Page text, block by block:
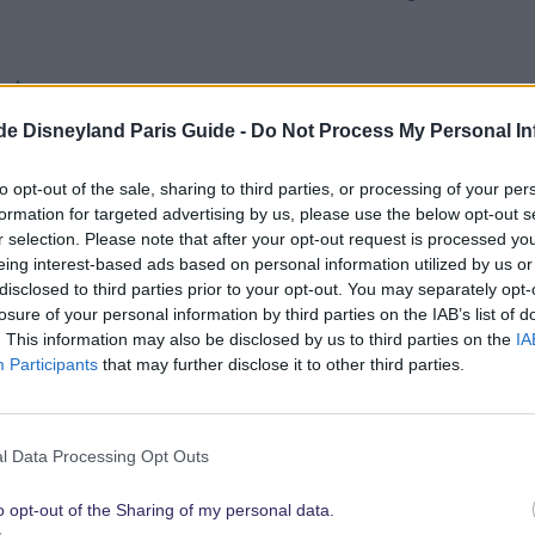
Disneyland Paris Guide - Do Not Process My Personal
opt-out of the sale, sharing to third parties, or processing of your
for targeted advertising by us, please use the below opt-out
selection. Please note that after your opt-out request is processed
interest-based ads based on personal information utilized by us
to third parties prior to your opt-out. You may separately
of your personal information by third parties on the IAB’s list of
This information may also be disclosed by us to third parties on the
Participants that may further disclose it to other third parties.
Data Processing Opt Outs
opt-out of the Sharing of my personal data.
Rahmen hat Spiderman sein Netz gesponnen und
des Rahmens steht in weißer Schrift “Disneyland
in weißen Buchstaben der Marvel-Schriftzug.
in Eure Sammlung krabbeln.
Pin Trading Kollektion Dezember 2014:
Dezember:
(limitiert auf 600 Exemplare, nur erhältlich in der